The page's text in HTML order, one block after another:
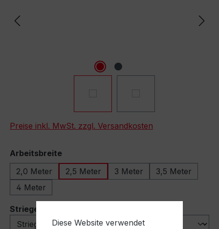
Preise inkl. MwSt. zzgl. Versandkosten
Arbeitsbreiteauswählen
2,0 Meter
2,5 Meter 3 Meter
3,5 Meter
4 Meter
Striegel
Diese Website verwendet